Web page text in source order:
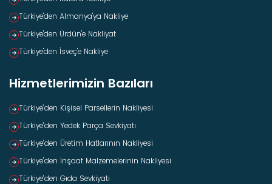
Türkiye'den Almanya'ya Nakliye
Türkiye'den Ürdün'e Nakliyat
Türkiye'den İsveç'e Nakliye
Hizmetlerimizin Bazıları
Türkiye’den Kişisel Parsellerin Nakliyesi
Türkiye’den Yedek Parça Sevkiyatı
Türkiye’den Üretim Hatlarının Nakliyesi
Türkiye’den İnşaat Malzemelerinin Nakliyesi
Türkiye’den Gıda Sevkiyatı